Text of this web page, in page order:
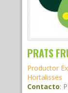
PRATS
Productor
Hortalisses
Contacto: